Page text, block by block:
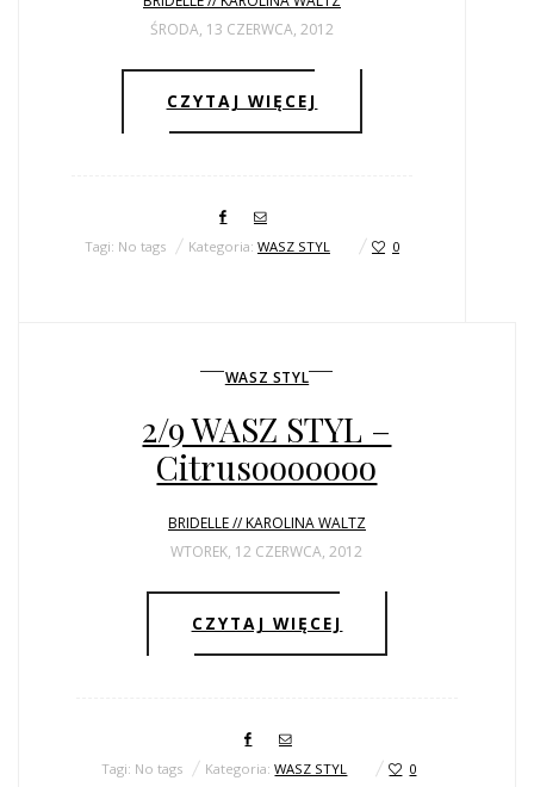
ŚRODA, 13 CZERWCA, 2012
CZYTAJ WIĘCEJ
Tagi: No tags Kategoria: WASZ STYL 0
WASZ STYL
2/9 WASZ STYL –
Citrusooooooo
BRIDELLE // KAROLINA WALTZ
WTOREK, 12 CZERWCA, 2012
CZYTAJ WIĘCEJ
Tagi: No tags Kategoria:WASZ STYL 0